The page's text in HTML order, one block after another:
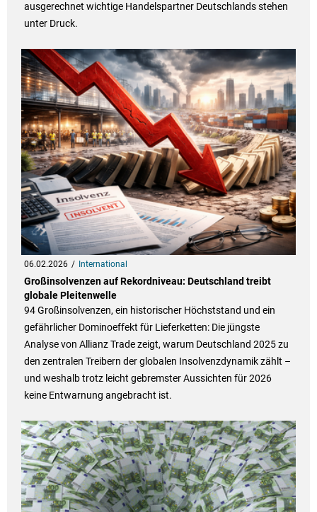
ausgerechnet wichtige Handelspartner Deutschlands stehen
unter Druck.
06.02.2026 International
Großinsolvenzen auf Rekordniveau: Deutschland treibt
globale Pleitenwelle
94 Großinsolvenzen, ein historischer Höchststand und ein
gefährlicher Dominoeffekt für Lieferketten: Die jüngste
Analyse von Allianz Trade zeigt, warum Deutschland 2025 zu
den zentralen Treibern der globalen Insolvenzdynamik zählt –
und weshalb trotz leicht gebremster Aussichten für 2026
keine Entwarnung angebracht ist.